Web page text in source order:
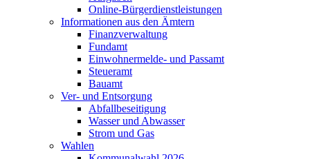
Online-Bürgerdienstleistungen
Informationen aus den Ämtern
Finanzverwaltung
Fundamt
Einwohnermelde- und Passamt
Steueramt
Bauamt
Ver- und Entsorgung
Abfallbeseitigung
Wasser und Abwasser
Strom und Gas
Wahlen